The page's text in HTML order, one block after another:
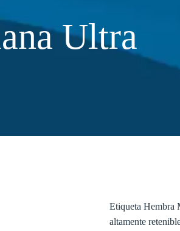
Ultra
Etiqueta Hembra
altamente